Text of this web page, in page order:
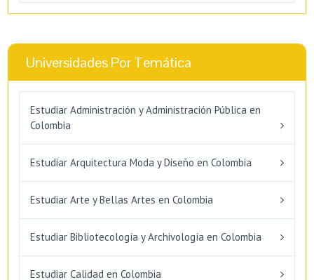
Universidades Por Temática
Estudiar Administración y Administración Pública en
Colombia
Estudiar Arquitectura Moda y Diseño en Colombia
Estudiar Arte y Bellas Artes en Colombia
Estudiar Bibliotecología y Archivología en Colombia
Estudiar Calidad en Colombia